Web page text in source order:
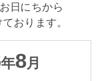
日にちから
おります。
年8月